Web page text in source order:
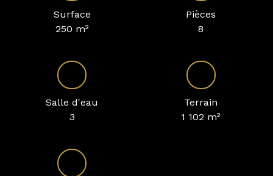
Surface
250 m²
Pièces
8
Salle d'eau
3
Terrain
1 102 m²